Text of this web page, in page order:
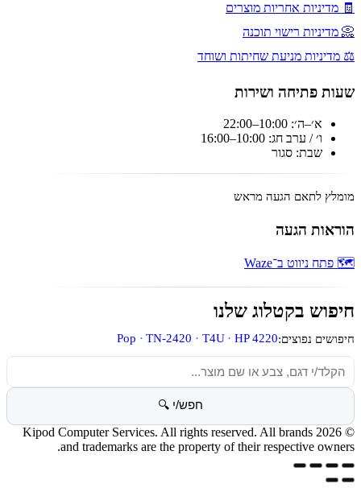
🧾 מדיניות אחריות מוצרים
📀 מדיניות רישוי תוכנה
⚖️ מדיניות מניעת שחיתות ושוחד
שעות פתיחה ושירות
א׳–ה׳: 10:00–22:00
ו׳ / ערב חג: 10:00–16:00
שבת: סגור
מומלץ לתאם הגעה מראש
הוראות הגעה
🗺️ פתח ניווט ב־Waze
חיפוש בקטלוג שלנו
חיפושים נפוצים:HP 4220
T4U
TN-2420
Pop
חיפוש מוצרים
חפש/י 🔍
© 2026 Kipod Computer Services. All rights reserved. All brands
and trademarks are the property of their respective owners.